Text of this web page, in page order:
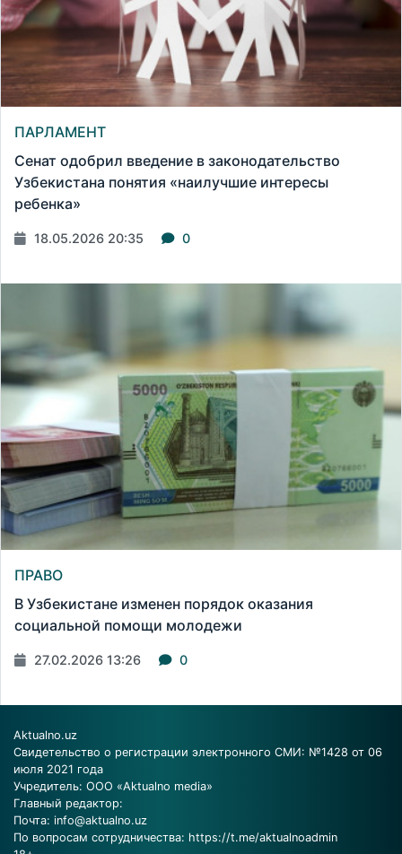
ПАРЛАМЕНТ
Сенат одобрил введение в законодательство
Узбекистана понятия «наилучшие интересы
ребенка»
18.05.2026 20:35 0
ПРАВО
В Узбекистане изменен порядок оказания
социальной помощи молодежи
27.02.2026 13:26 0
Aktualno.uz
Свидетельство о регистрации электронного СМИ: №1428 от 06
июля 2021 года
Учредитель: ООО «Aktualno media»
Главный редактор:
Почта: info@aktualno.uz
По вопросам сотрудничества: https://t.me/aktualnoadmin